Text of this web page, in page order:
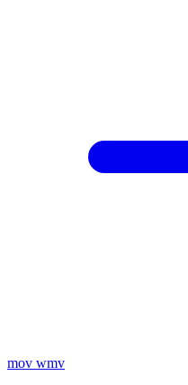
mov wmv